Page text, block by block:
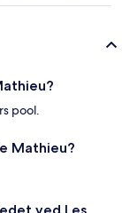
pool.
Mathieu?